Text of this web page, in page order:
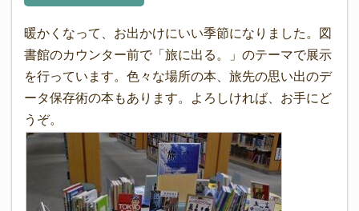
暖かくなって、お出かけにいい季節になりました。図
書館のカウンター前で「旅に出る。」のテーマで展示
を行っています。色々な場所の本、旅先の思い出のデ
ータ保存術の本もあります。よろしければ、お手にど
うぞ。